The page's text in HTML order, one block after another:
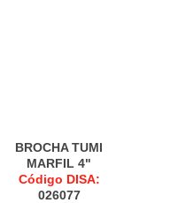
BROCHA TUMI
MARFIL 4"
Código DISA:
026077